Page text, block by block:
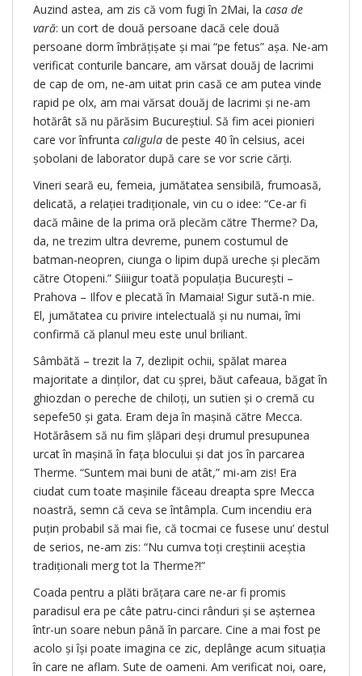
Auzind astea, am zis că vom fugi în 2Mai, la casa de
vară: un cort de două persoane dacă cele două
persoane dorm îmbrățișate și mai “pe fetus” așa. Ne-am
verificat conturile bancare, am vărsat douăj de lacrimi
de cap de om, ne-am uitat prin casă ce am putea vinde
rapid pe olx, am mai vărsat douăj de lacrimi și ne-am
hotărât să nu părăsim Bucureștiul. Să fim acei pionieri
care vor înfrunta caligula de peste 40 în celsius, acei
șobolani de laborator după care se vor scrie cărți.
Vineri seară eu, femeia, jumătatea sensibilă, frumoasă,
delicată, a relației tradiționale, vin cu o idee: “Ce-ar fi
dacă mâine de la prima oră plecăm către Therme? Da,
da, ne trezim ultra devreme, punem costumul de
batman-neopren, ciunga o lipim după ureche și plecăm
către Otopeni.” Siiiigur toată populația București –
Prahova – Ilfov e plecată în Mamaia! Sigur sută-n mie.
El, jumătatea cu privire intelectuală și nu numai, îmi
confirmă că planul meu este unul briliant.
Sâmbătă – trezit la 7, dezlipit ochii, spălat marea
majoritate a dinților, dat cu șprei, băut cafeaua, băgat în
ghiozdan o pereche de chiloți, un sutien și o cremă cu
sepefe50 și gata. Eram deja în mașină către Mecca.
Hotărâsem să nu fim șlăpari deși drumul presupunea
urcat în mașină în fața blocului și dat jos în parcarea
Therme. “Suntem mai buni de atât,” mi-am zis! Era
ciudat cum toate mașinile făceau dreapta spre Mecca
noastră, semn că ceva se întâmpla. Cum incendiu era
puțin probabil să mai fie, că tocmai ce fusese unu’ destul
de serios, ne-am zis: “Nu cumva toți creștinii aceștia
tradiționali merg tot la Therme?!”
Coada pentru a plăti brățara care ne-ar fi promis
paradisul era pe câte patru-cinci rânduri și se așternea
într-un soare nebun până în parcare. Cine a mai fost pe
acolo și își poate imagina ce zic, deplânge acum situația
în care ne aflam. Sute de oameni. Am verificat noi, oare,